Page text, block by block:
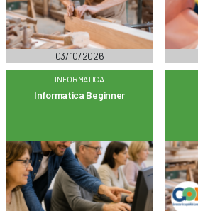
03/10/2026
INFORMATICA
Informatica Beginner